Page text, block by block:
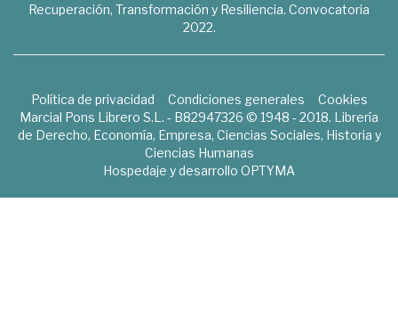
Recuperación, Transformación y Resiliencia. Convocatoria
2022.
Política de privacidad Condiciones generales
Cookies
Marcial Pons Librero S.L. - B82947326 © 1948 - 2018. Librería
de Derecho, Economía, Empresa, Ciencias Sociales, Historia y
Ciencias Humanas
Hospedaje y desarrollo OPTYMA